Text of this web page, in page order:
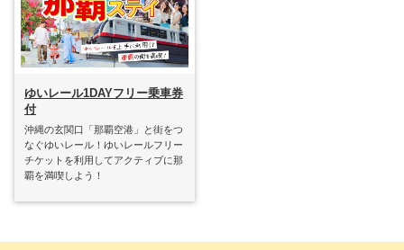
ゆいレール1DAYフリー乗車券
付
沖縄の玄関口「那覇空港」と街をつ
なぐゆいレール！ゆいレールフリー
チケットを利用してアクティブに那
覇を満喫しよう！